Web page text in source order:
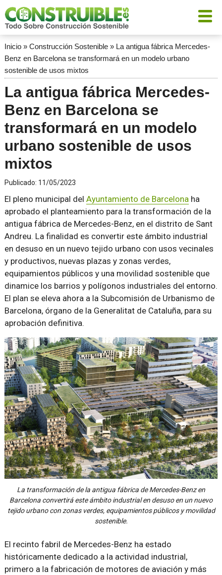
Inicio» Construcción Sostenible» La antigua fábrica Mercedes-
Benz en Barcelona se transformará en un modelo urbano
sostenible de usos mixtos
La antigua fábrica Mercedes-
Benz en Barcelona se
transformará en un modelo
urbano sostenible de usos
mixtos
Publicado: 11/05/2023
El pleno municipal del Ayuntamiento de Barcelonaha
aprobado el planteamiento para la transformación de la
antigua fábrica de Mercedes-Benz, en el distrito de Sant
Andreu. La finalidad es convertir este ámbito industrial
en desuso en un nuevo tejido urbano con usos vecinales
y productivos, nuevas plazas y zonas verdes,
equipamientos públicos y una movilidad sostenible que
dinamice los barrios y polígonos industriales del entorno.
El plan se eleva ahora a la Subcomisión de Urbanismo de
Barcelona, órgano de la Generalitat de Cataluña, para su
aprobación definitiva.
La transformación de la antigua fábrica de Mercedes-Benz en
Barcelona convertirá este ámbito industrial en desuso en un nuevo
tejido urbano con zonas verdes, equipamientos públicos y movilidad
sostenible.
El recinto fabril de Mercedes-Benz ha estado
históricamente dedicado a la actividad industrial,
primero a la fabricación de motores de aviación y más